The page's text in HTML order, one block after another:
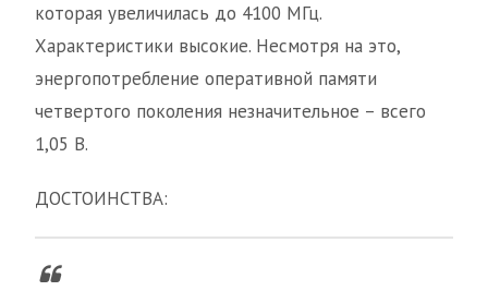
которая увеличилась до 4100 МГц.
Характеристики высокие. Несмотря на это,
энергопотребление оперативной памяти
четвертого поколения незначительное – всего
1,05 В.
ДОСТОИНСТВА: